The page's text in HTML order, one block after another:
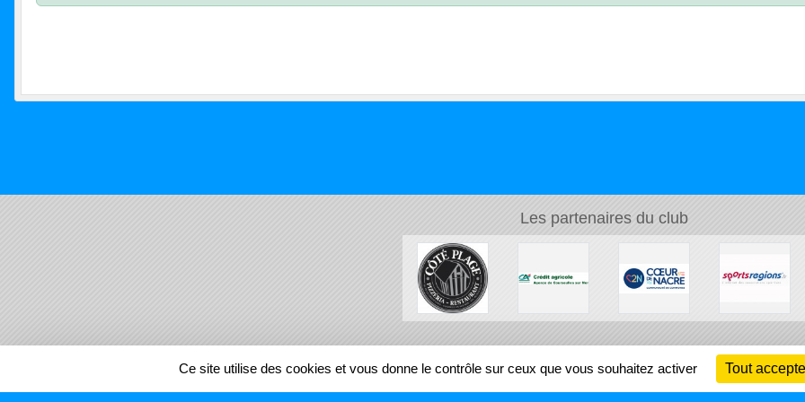
Les partenaires du club
REGIONS
Ce site utilise des cookies et vous donne le contrôle sur ceux que vous souhaitez activer Tout